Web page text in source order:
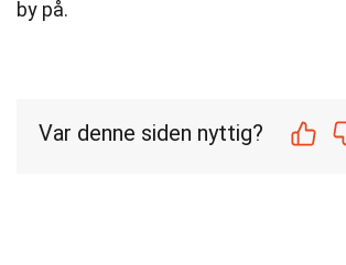
by på.
Var denne siden nyttig?